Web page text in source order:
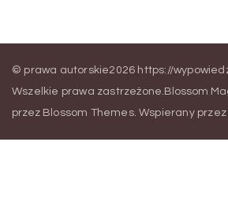
© prawa autorskie2026 https://
Wszelkie prawa zastrzeżone. Blossom
przez Blossom Themes. Wspierany